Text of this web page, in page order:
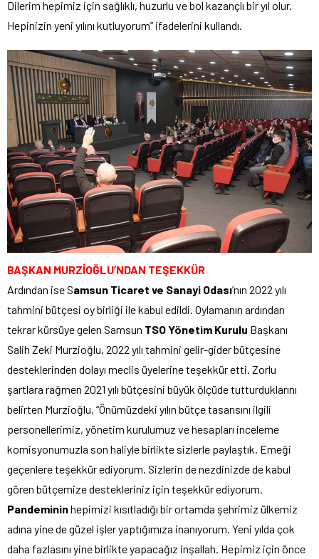
Dilerim hepimiz için sağlıklı, huzurlu ve bol kazançlı bir yıl olur.
Hepinizin yeni yılını kutluyorum” ifadelerini kullandı.
BAŞKAN MURZİOĞLU’NDAN TEŞEKKÜR
Ardından ise Samsun Ticaret ve Sanayi Odası’nın 2022 yılı
tahmini bütçesi oy birliği ile kabul edildi. Oylamanın ardından
tekrar kürsüye gelen Samsun TSO Yönetim Kurulu Başkanı
Salih Zeki Murzioğlu, 2022 yılı tahmini gelir-gider bütçesine
desteklerinden dolayı meclis üyelerine teşekkür etti. Zorlu
şartlara rağmen 2021 yılı bütçesini büyük ölçüde tutturduklarını
belirten Murzioğlu, “Önümüzdeki yılın bütçe tasarısını ilgili
personellerimiz, yönetim kurulumuz ve hesapları inceleme
komisyonumuzla son haliyle birlikte sizlerle paylaştık. Emeği
geçenlere teşekkür ediyorum. Sizlerin de nezdinizde de kabul
gören bütçemize destekleriniz için teşekkür ediyorum.
Pandemininhepimizi kısıtladığı bir ortamda şehrimiz ülkemiz
adına yine de güzel işler yaptığımıza inanıyorum. Yeni yılda çok
daha fazlasını yine birlikte yapacağız inşallah. Hepimiz için önce